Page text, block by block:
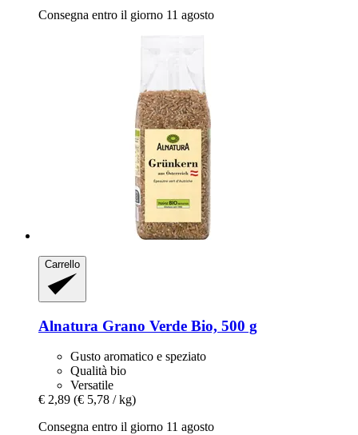
Consegna entro il giorno 11 agosto
Carrello
Alnatura Grano Verde Bio, 500 g
Gusto aromatico e speziato
Qualità bio
Versatile
€ 2,89 (€ 5,78 / kg)
Consegna entro il giorno 11 agosto